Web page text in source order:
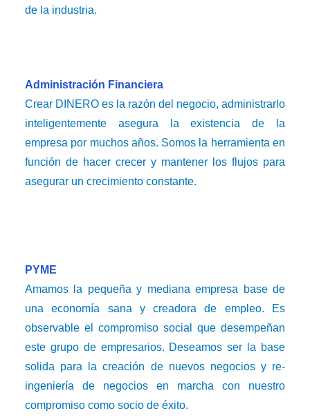
de la industria.
Administración Financiera
Crear DINERO es la razón del negocio, administrarlo
inteligentemente asegura la existencia de la
empresa por muchos años. Somos la herramienta en
función de hacer crecer y mantener los flujos para
asegurar un crecimiento constante.
PYME
Amamos la pequeña y mediana empresa base de
una economía sana y creadora de empleo. Es
observable el compromiso social que desempeñan
este grupo de empresarios. Deseamos ser la base
solida para la creación de nuevos negocios y re-
ingeniería de negocios en marcha con nuestro
compromiso como socio de éxito.